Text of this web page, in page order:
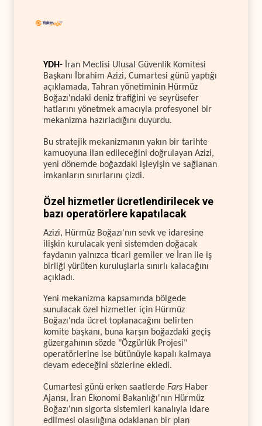
YDH- İran Meclisi Ulusal Güvenlik Komitesi
Başkanı İbrahim Azizi, Cumartesi günü yaptığı
açıklamada, Tahran yönetiminin Hürmüz
Boğazı'ndaki deniz trafiğini ve seyrüsefer
hatlarını yönetmek amacıyla profesyonel bir
mekanizma hazırladığını duyurdu.
Bu stratejik mekanizmanın yakın bir tarihte
kamuoyuna ilan edileceğini doğrulayan Azizi,
yeni dönemde boğazdaki işleyişin ve sağlanan
imkanların sınırlarını çizdi.
Özel hizmetler ücretlendirilecek ve
bazı operatörlere kapatılacak
Azizi, Hürmüz Boğazı'nın sevk ve idaresine
ilişkin kurulacak yeni sistemden doğacak
faydanın yalnızca ticari gemiler ve İran ile iş
birliği yürüten kuruluşlarla sınırlı kalacağını
açıkladı.
Yeni mekanizma kapsamında bölgede
sunulacak özel hizmetler için Hürmüz
Boğazı'nda ücret toplanacağını belirten
komite başkanı, buna karşın boğazdaki geçiş
güzergahının sözde "Özgürlük Projesi"
operatörlerine ise bütünüyle kapalı kalmaya
devam edeceğini sözlerine ekledi.
Cumartesi günü erken saatlerde Fars Haber
Ajansı, İran Ekonomi Bakanlığı'nın Hürmüz
Boğazı'nın sigorta sistemleri kanalıyla idare
edilmesi olasılığına odaklanan bir plan